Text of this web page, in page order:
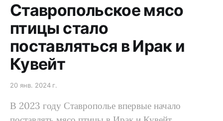
Ставропольское мясо
птицы стало
поставляться в Ирак и
Кувейт
20 янв. 2024 г.
В 2023 году Ставрополье впервые начало